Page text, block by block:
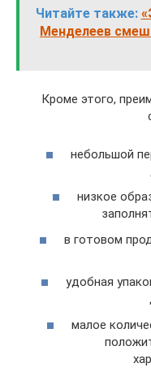
Читайте также:
Менделеев
Кроме этого,
небольшой
низкое
в готовом
удобная
малое